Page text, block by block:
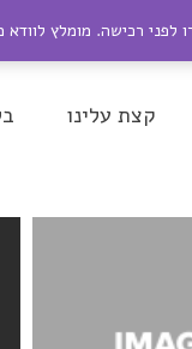
Facebook
Twitter
Google+
קצת עלינו
לפני רכישה. מומלץ